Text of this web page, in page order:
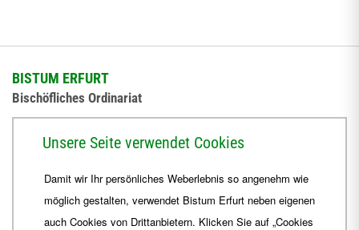
BISTUM ERFURT
Bischöfliches Ordinariat
+49 361 6572-444
ordinariat Bistum-Erfurt.de
Unsere Seite verwendet Cookies
Damit wir Ihr persönliches Weberlebnis so angenehm wie
möglich gestalten, verwendet Bistum Erfurt neben eigenen
auch Cookies von Drittanbietern. Klicken Sie auf „Cookies